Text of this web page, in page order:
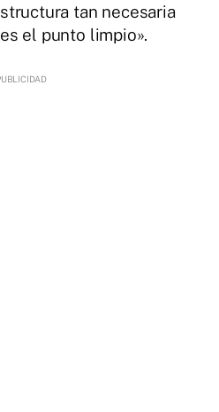
tan necesaria
el punto limpio».